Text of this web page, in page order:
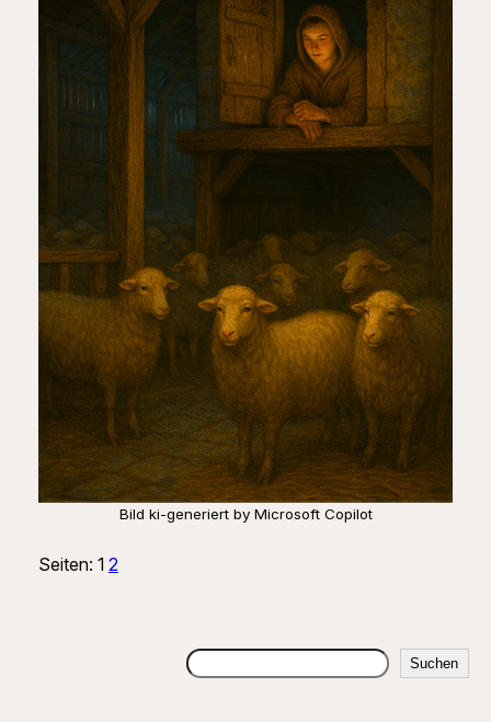
Bild ki-generiert by Microsoft Copilot
Seiten: 1 2
Suchen